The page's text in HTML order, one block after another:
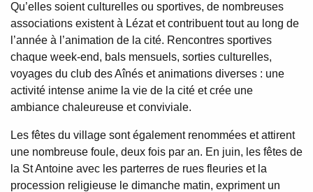
Qu’elles soient culturelles ou sportives, de nombreuses
associations existent à Lézat et contribuent tout au long de
l’année à l’animation de la cité. Rencontres sportives
chaque week-end, bals mensuels, sorties culturelles,
voyages du club des Aînés et animations diverses : une
activité intense anime la vie de la cité et crée une
ambiance chaleureuse et conviviale.
Les fêtes du village sont également renommées et attirent
une nombreuse foule, deux fois par an. En juin, les fêtes de
la St Antoine avec les parterres de rues fleuries et la
procession religieuse le dimanche matin, expriment un